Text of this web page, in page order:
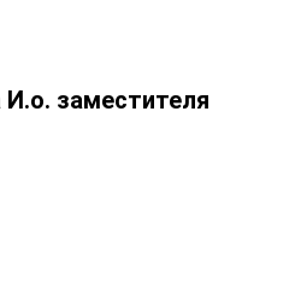
И.о. заместителя